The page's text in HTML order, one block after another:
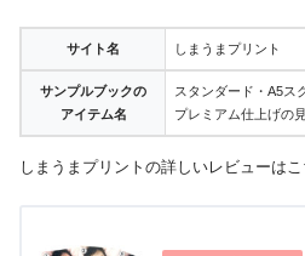
サイト名 しまうまプリント
サンプルブックの
アイテム名
スタンダード・A5ス
プレミアム仕上げの
しまうまプリントの詳しいレビューはこ